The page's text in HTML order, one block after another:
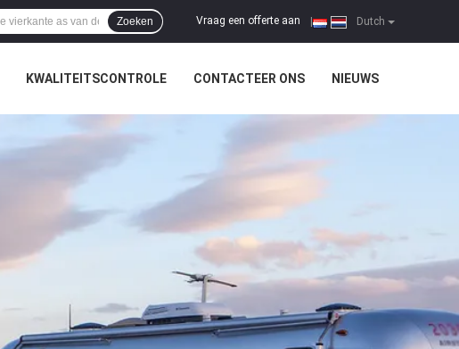
Dutch
Vraag een offerte aan
Zoeken
KWALITEITSCONTROLE CONTACTEER ONS NIEUWS